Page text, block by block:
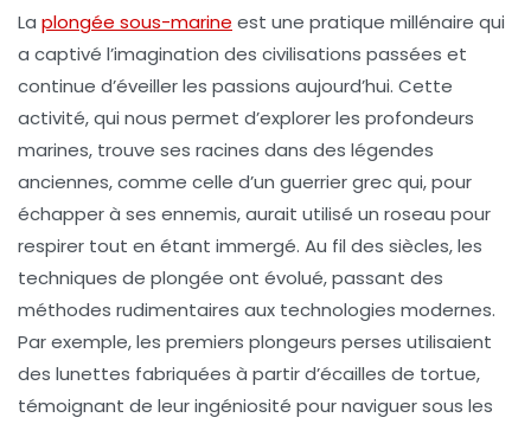
La plongée sous-marine est une pratique millénaire qui
a captivé l’imagination des civilisations passées et
continue d’éveiller les passions aujourd’hui. Cette
activité, qui nous permet d’explorer les profondeurs
marines, trouve ses racines dans des légendes
anciennes, comme celle d’un guerrier grec qui, pour
échapper à ses ennemis, aurait utilisé un roseau pour
respirer tout en étant immergé. Au fil des siècles, les
techniques de plongée ont évolué, passant des
méthodes rudimentaires aux technologies modernes.
Par exemple, les premiers plongeurs perses utilisaient
des lunettes fabriquées à partir d’écailles de tortue,
témoignant de leur ingéniosité pour naviguer sous les